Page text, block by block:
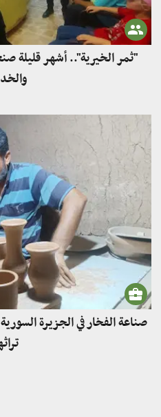
"ثمر الخيرية".. أشهر قليلة
صناعة الفخار في الجزيرة